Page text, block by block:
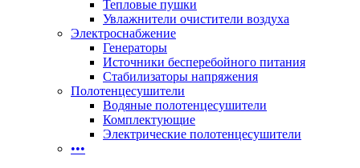
Тепловые пушки
Увлажнители очистители воздуха
Электроснабжение
Генераторы
Источники бесперебойного питания
Стабилизаторы напряжения
Полотенцесушители
Водяные полотенцесушители
Комплектующие
Электрические полотенцесушители
•••